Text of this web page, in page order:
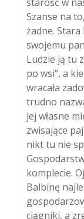
Szanse na
żadne. Stara
swojemu
Ludzie ją tu
po wsi”, a
wracała
trudno
jej własne
zwisające
nikt tu nie
komplecie.
Balbinę
ciągniki, a